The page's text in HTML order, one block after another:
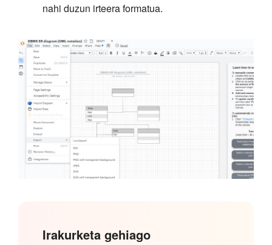
nahi duzun irteera formatua.
Irakurketa gehiago